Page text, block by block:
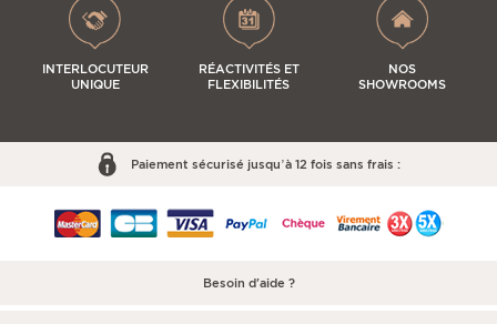
INTERLOCUTEUR
UNIQUE
RÉACTIVITÉS ET
FLEXIBILITÉS
NOS
SHOWROOMS
Paiement sécurisé jusqu’à 12 fois sans frais :
Besoin d'aide ?